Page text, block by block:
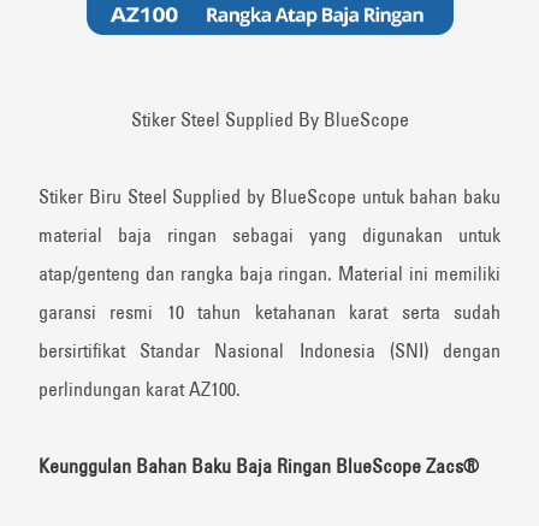
Stiker Steel Supplied By BlueScope
Stiker Biru Steel Supplied by BlueScope untuk bahan baku
material baja ringan sebagai yang digunakan untuk
atap/genteng dan rangka baja ringan. Material ini memiliki
garansi resmi 10 tahun ketahanan karat serta sudah
bersirtifikat Standar Nasional Indonesia (SNI) dengan
perlindungan karat AZ100.
Keunggulan Bahan Baku Baja Ringan BlueScope Zacs®️